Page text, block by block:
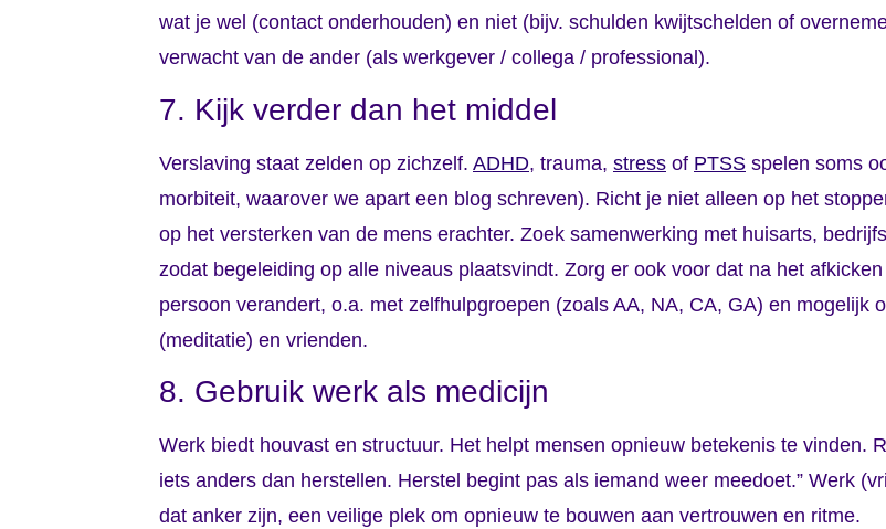
wat je wel (contact onderhouden) en niet (bijv. schulden kwijtschelden of
verwacht van de ander (als werkgever / collega / professional).
7. Kijk verder dan het middel
Verslaving staat zelden op zichzelf. ADHD, trauma, stress of PTSS spelen soms
morbiteit, waarover we apart een blog schreven). Richt je niet alleen op het
op het versterken van de mens erachter. Zoek samenwerking met huisarts,
zodat begeleiding op alle niveaus plaatsvindt. Zorg er ook voor dat na het
persoon verandert, o.a. met zelfhulpgroepen (zoals AA, NA, CA, GA) en mogelijk
(meditatie) en vrienden.
8. Gebruik werk als medicijn
Werk biedt houvast en structuur. Het helpt mensen opnieuw betekenis te vinden.
iets anders dan herstellen. Herstel begint pas als iemand weer meedoet.” Werk
dat anker zijn, een veilige plek om opnieuw te bouwen aan vertrouwen en ritme.